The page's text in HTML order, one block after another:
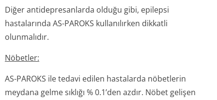
Diğer antidepresanlarda olduğu gibi, epilepsi
hastalarında AS-PAROKS kullanılırken dikkatli
olunmalıdır.
Nöbetler:
AS-PAROKS ile tedavi edilen hastalarda nöbetlerin
meydana gelme sıklığı % 0.1’den azdır. Nöbet gelişen